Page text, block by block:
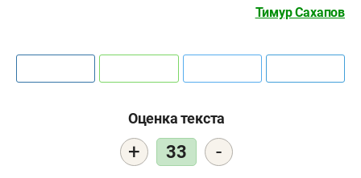
Тимур Сахапов
Оценка текста
+ 33 -